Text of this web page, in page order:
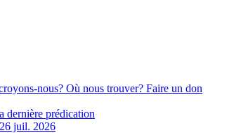
nous? Où nous trouver? Faire un don
dernière prédication
juil. 2026